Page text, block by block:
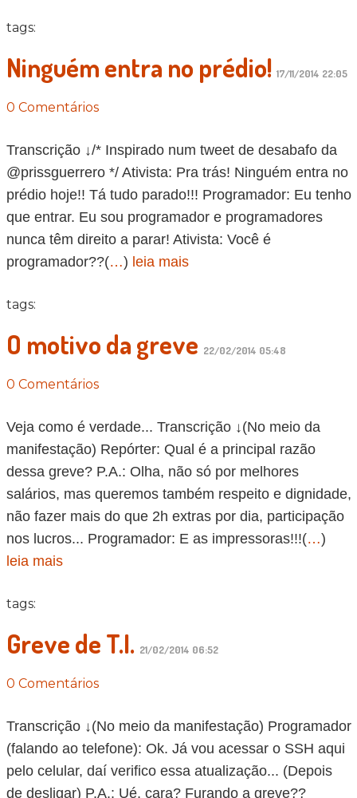
tags:
Ninguém entra no prédio! 17/11/2014 22:05
0 Comentários
Transcrição ↓/* Inspirado num tweet de desabafo da
@prissguerrero */ Ativista: Pra trás! Ninguém entra no
prédio hoje!! Tá tudo parado!!! Programador: Eu tenho
que entrar. Eu sou programador e programadores
nunca têm direito a parar! Ativista: Você é
programador??(…) leia mais
tags:
O motivo da greve 22/02/2014 05:48
0 Comentários
Veja como é verdade... Transcrição ↓(No meio da
manifestação) Repórter: Qual é a principal razão
dessa greve? P.A.: Olha, não só por melhores
salários, mas queremos também respeito e dignidade,
não fazer mais do que 2h extras por dia, participação
nos lucros... Programador: E as impressoras!!!(…)
leia mais
tags:
Greve de T.I. 21/02/2014 06:52
0 Comentários
Transcrição ↓(No meio da manifestação) Programador
(falando ao telefone): Ok. Já vou acessar o SSH aqui
pelo celular, daí verifico essa atualização... (Depois
de desligar) P.A.: Ué, cara? Furando a greve??